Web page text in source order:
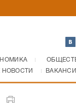
НОВОСТИ